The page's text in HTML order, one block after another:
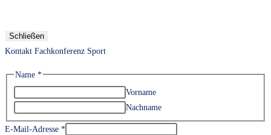
Schließen
Kontakt Fachkonferenz Sport
Name *
Vorname
Nachname
E-Mail-Adresse *